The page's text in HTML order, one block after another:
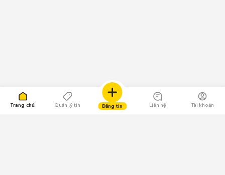
Trang chủ Quản lý tin Đăng tin Liên hệ Tài khoản